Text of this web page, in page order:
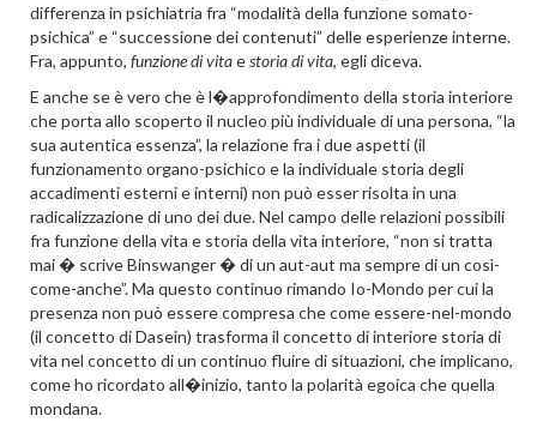
differenza in psichiatria fra “modalità della funzione somato-
psichica” e “successione dei contenuti” delle esperienze interne.
Fra, appunto, funzione di vitaestoria di vita, egli diceva.
E anche se è vero che è l�approfondimento della storia interiore
che porta allo scoperto il nucleo più individuale di una persona, “la
sua autentica essenza”, la relazione fra i due aspetti (il
funzionamento organo-psichico e la individuale storia degli
accadimenti esterni e interni) non può esser risolta in una
radicalizzazione di uno dei due. Nel campo delle relazioni possibili
fra funzione della vita e storia della vita interiore, “non si tratta
mai � scrive Binswanger � di un aut-aut ma sempre di un così-
come-anche”. Ma questo continuo rimando Io-Mondo per cui la
presenza non può essere compresa che come essere-nel-mondo
(il concetto di Dasein) trasforma il concetto di interiore storia di
vita nel concetto di un continuo fluire di situazioni, che implicano,
come ho ricordato all�inizio, tanto la polarità egoica che quella
mondana.